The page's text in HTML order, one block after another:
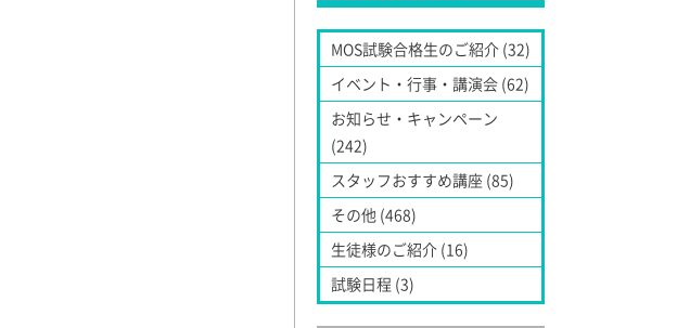
MOS試験合格生のご紹介 (32)
イベント・行事・講演会 (62)
お知らせ・キャンペーン
(242)
スタッフおすすめ講座 (85)
その他 (468)
生徒様のご紹介 (16)
試験日程 (3)